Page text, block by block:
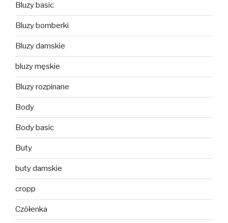
Bluzy basic
Bluzy bomberki
Bluzy damskie
bluzy męskie
Bluzy rozpinane
Body
Body basic
Buty
buty damskie
cropp
Czółenka